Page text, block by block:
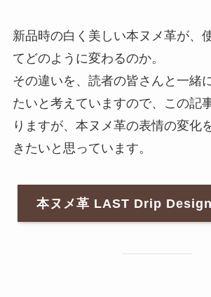
新品時の白く美しい本ヌメ革が、
てどのように変わるのか。
その違いを、読者の皆さんと一緒
たいと考えていますので、この記
りますが、本ヌメ革の表情の変化
きたいと思っています。
本ヌメ革 LAST Drip